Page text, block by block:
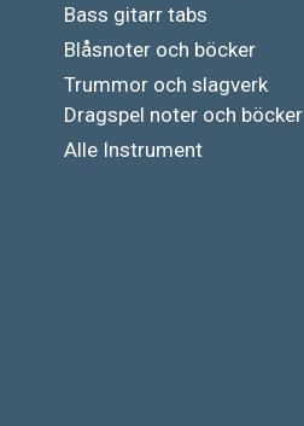
Bass gitarr tabs
Blåsnoter och böcker
Trummor och slagverk
Dragspel noter och böcker
Alle Instrument